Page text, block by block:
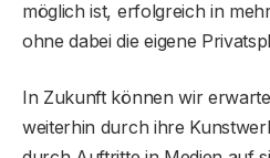
möglich ist, erfolgreich in
ohne dabei die eigene
In Zukunft können wir
weiterhin durch ihre